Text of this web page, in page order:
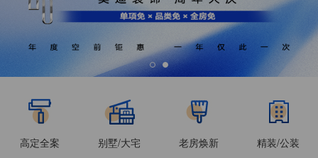
高定全案 别墅/大宅 老房焕新 精装/公装